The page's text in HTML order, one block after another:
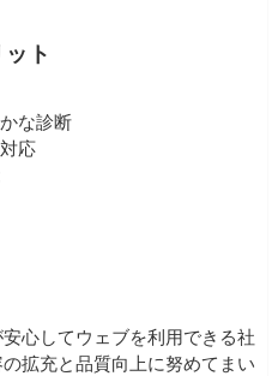
ト
な診断
応
心してウェブを利用できる社
拡充と品質向上に努めてまい